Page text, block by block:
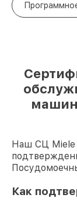
машин
Наш СЦ Miele
Как